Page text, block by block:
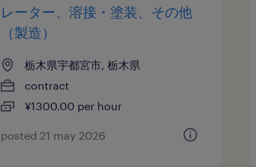
レーター、溶接・塗装、その他
（製造）
栃木県宇都宮市, 栃木県
contract
¥1300.00 per hour
posted 21 may 2026